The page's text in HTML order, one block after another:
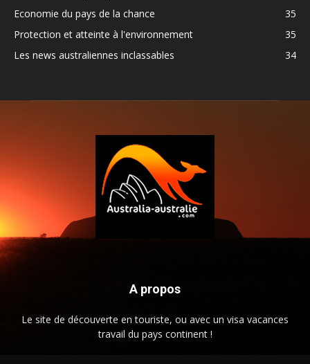
Economie du pays de la chance
35
Protection et atteinte à l'environnement
35
Les news australiennes inclassables
34
A propos
Le site de découverte en touriste, ou avec un visa vacances
travail du pays continent !